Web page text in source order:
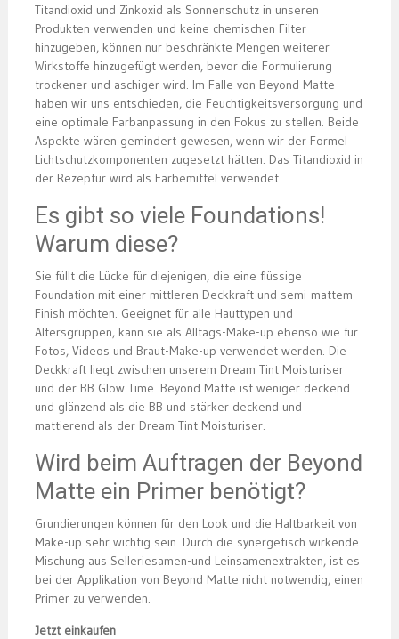
Titandioxid und Zinkoxid als Sonnenschutz in unseren
Produkten verwenden und keine chemischen Filter
hinzugeben, können nur beschränkte Mengen weiterer
Wirkstoffe hinzugefügt werden, bevor die Formulierung
trockener und aschiger wird. Im Falle von Beyond Matte
haben wir uns entschieden, die Feuchtigkeitsversorgung und
eine optimale Farbanpassung in den Fokus zu stellen. Beide
Aspekte wären gemindert gewesen, wenn wir der Formel
Lichtschutzkomponenten zugesetzt hätten. Das Titandioxid in
der Rezeptur wird als Färbemittel verwendet.
Es gibt so viele Foundations!
Warum diese?
Sie füllt die Lücke für diejenigen, die eine flüssige
Foundation mit einer mittleren Deckkraft und semi-mattem
Finish möchten. Geeignet für alle Hauttypen und
Altersgruppen, kann sie als Alltags-Make-up ebenso wie für
Fotos, Videos und Braut-Make-up verwendet werden. Die
Deckkraft liegt zwischen unserem Dream Tint Moisturiser
und der BB Glow Time. Beyond Matte ist weniger deckend
und glänzend als die BB und stärker deckend und
mattierend als der Dream Tint Moisturiser.
Wird beim Auftragen der Beyond
Matte ein Primer benötigt?
Grundierungen können für den Look und die Haltbarkeit von
Make-up sehr wichtig sein. Durch die synergetisch wirkende
Mischung aus Selleriesamen-und Leinsamenextrakten, ist es
bei der Applikation von Beyond Matte nicht notwendig, einen
Primer zu verwenden.
Jetzt einkaufen